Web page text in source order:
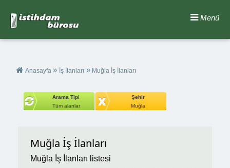
Menü
Anasayfa » İş İlanları » Muğla İş İlanları
Arama Tipi
Tüm alanlar
Şehir
Muğla
Muğla İş İlanları
Muğla İş İlanları listesi